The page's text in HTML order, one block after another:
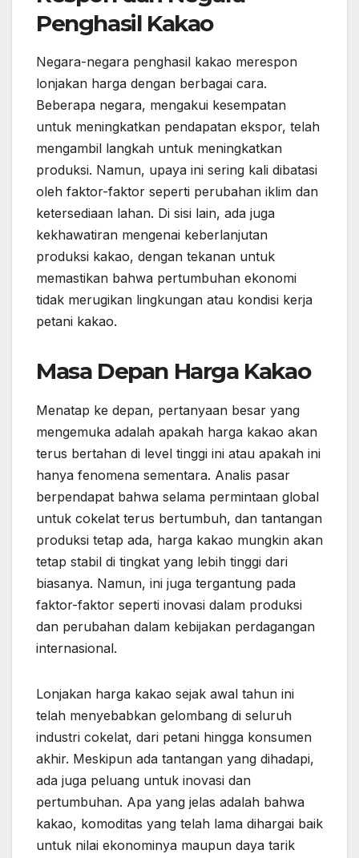
Penghasil Kakao
Negara-negara penghasil kakao merespon
lonjakan harga dengan berbagai cara.
Beberapa negara, mengakui kesempatan
untuk meningkatkan pendapatan ekspor, telah
mengambil langkah untuk meningkatkan
produksi. Namun, upaya ini sering kali dibatasi
oleh faktor-faktor seperti perubahan iklim dan
ketersediaan lahan. Di sisi lain, ada juga
kekhawatiran mengenai keberlanjutan
produksi kakao, dengan tekanan untuk
memastikan bahwa pertumbuhan ekonomi
tidak merugikan lingkungan atau kondisi kerja
petani kakao.
Masa Depan Harga Kakao
Menatap ke depan, pertanyaan besar yang
mengemuka adalah apakah harga kakao akan
terus bertahan di level tinggi ini atau apakah ini
hanya fenomena sementara. Analis pasar
berpendapat bahwa selama permintaan global
untuk cokelat terus bertumbuh, dan tantangan
produksi tetap ada, harga kakao mungkin akan
tetap stabil di tingkat yang lebih tinggi dari
biasanya. Namun, ini juga tergantung pada
faktor-faktor seperti inovasi dalam produksi
dan perubahan dalam kebijakan perdagangan
internasional.
Lonjakan harga kakao sejak awal tahun ini
telah menyebabkan gelombang di seluruh
industri cokelat, dari petani hingga konsumen
akhir. Meskipun ada tantangan yang dihadapi,
ada juga peluang untuk inovasi dan
pertumbuhan. Apa yang jelas adalah bahwa
kakao, komoditas yang telah lama dihargai baik
untuk nilai ekonominya maupun daya tarik